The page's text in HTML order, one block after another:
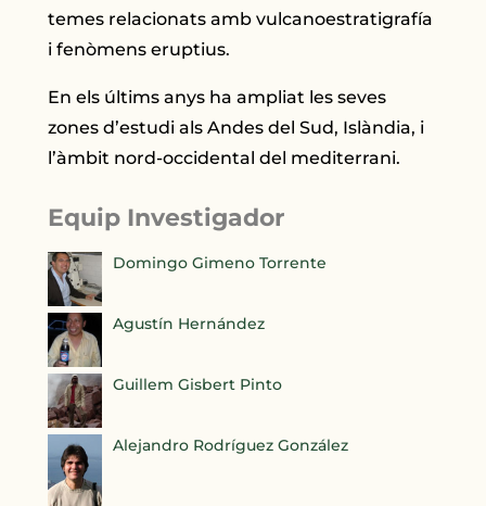
temes relacionats amb vulcanoestratigrafía
i fenòmens eruptius.
En els últims anys ha ampliat les seves
zones d’estudi als Andes del Sud, Islàndia, i
l’àmbit nord-occidental del mediterrani.
Equip Investigador
Domingo Gimeno Torrente
Agustín Hernández
Guillem Gisbert Pinto
Alejandro Rodríguez González